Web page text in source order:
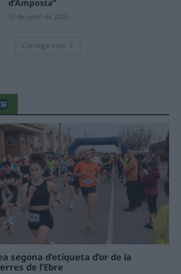
d’Amposta”
31 de juliol de 2026
Carrega més
segona d’etiqueta d’or de la
de l’Ebre